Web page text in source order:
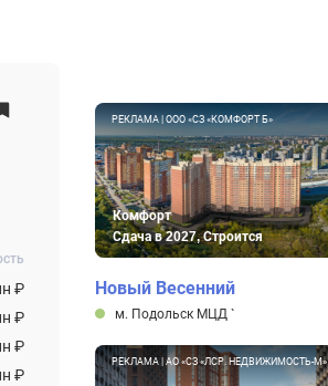
₽
₽
₽
₽
РЕКЛАМА | ООО «СЗ «КОМФОРТ Б»
Комфорт
Сдача в 2027, Строится
Новый Весенний
м. Подольск МЦД `
РЕКЛАМА | АО «СЗ «ЛСР. НЕДВИЖИМОСТЬ-М»